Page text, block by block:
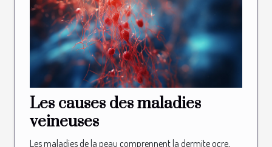
Les causes des maladies
veineuses
Les maladies de la peau comprennent la dermite ocre,